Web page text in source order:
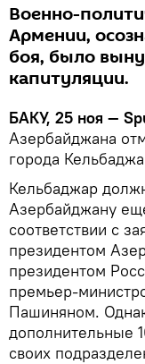
Военно-
Армении,
боя, было
капитуляции.
БАКУ, 25 ноя —
Азербайджана
города
Кельбаджар
Азербайджану
соответствии с
президентом
президентом
премьер-
Пашиняном.
дополнительные
своих